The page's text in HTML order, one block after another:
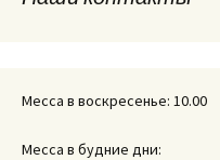
записям
Месса в воскресенье: 10.00
Месса в будние дни: